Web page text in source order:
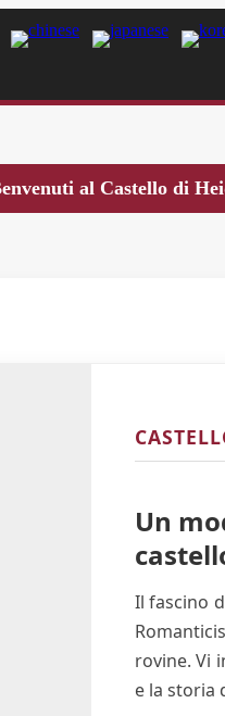
al Castello di
Un
Il fascino
rovine. Vi
e la storia